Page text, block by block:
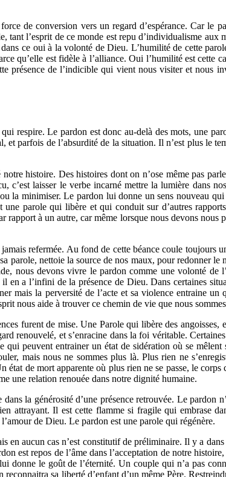
de conversion vers un regard d’espérance. Car le
l’esprit de ce monde est repu d’individualisme
ce oui à la volonté de Dieu. L’humilité de cette
qu’elle est fidèle à l’alliance. Oui l’humilité est cette
présence de l’indicible qui vient nous visiter et
respire. Le pardon est donc au-delà des mots, une
parfois de l’absurdité de la situation. Il n’est plus le
histoire. Des histoires dont on n’ose même pas
laisser le verbe incarné mettre la lumière dans
la minimiser. Le pardon lui donne un sens nouveau
une parole qui libère et qui conduit sur d’autres
à un autre, car même lorsque nous devons
refermée. Au fond de cette béance coule toujours
parole, nettoie la source de nos maux, pour redonner
nous devons vivre le pardon comme une volonté de
en a l’infini de la présence de Dieu. Dans certaines
la perversité de l’acte et sa violence entraine un
nous aide à trouver ce chemin de vie que nous
furent de mise. Une Parole qui libère des angoisses,
renouvelé, et s’enracine dans la foi véritable.
qui peuvent entrainer un état de sidération où se
mais nous ne sommes plus là. Plus rien ne
de mort apparente où plus rien ne se passe, le corps
une relation renouée dans notre dignité humaine.
la générosité d’une présence retrouvée. Le pardon
attrayant. Il est cette flamme si fragile qui embrase
de Dieu. Le pardon est une parole qui régénère.
en aucun cas n’est constitutif de préliminaire. Il y a
est repos de l’âme dans l’acceptation de notre
donne le goût de l’éternité. Un couple qui n’a pas
sa liberté d’enfant d’un même Père.